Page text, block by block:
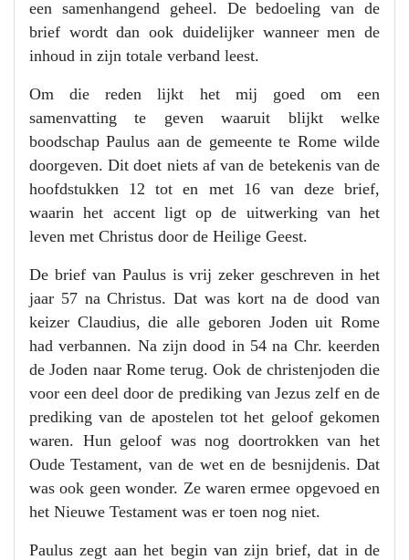
een samenhangend geheel. De bedoeling van de
brief wordt dan ook duidelijker wanneer men de
inhoud in zijn totale verband leest.
Om die reden lijkt het mij goed om een
samenvatting te geven waaruit blijkt welke
boodschap Paulus aan de gemeente te Rome wilde
doorgeven. Dit doet niets af van de betekenis van de
hoofdstukken 12 tot en met 16 van deze brief,
waarin het accent ligt op de uitwerking van het
leven met Christus door de Heilige Geest.
De brief van Paulus is vrij zeker geschreven in het
jaar 57 na Christus. Dat was kort na de dood van
keizer Claudius, die alle geboren Joden uit Rome
had verbannen. Na zijn dood in 54 na Chr. keerden
de Joden naar Rome terug. Ook de christenjoden die
voor een deel door de prediking van Jezus zelf en de
prediking van de apostelen tot het geloof gekomen
waren. Hun geloof was nog doortrokken van het
Oude Testament, van de wet en de besnijdenis. Dat
was ook geen wonder. Ze waren ermee opgevoed en
het Nieuwe Testament was er toen nog niet.
Paulus zegt aan het begin van zijn brief, dat in de